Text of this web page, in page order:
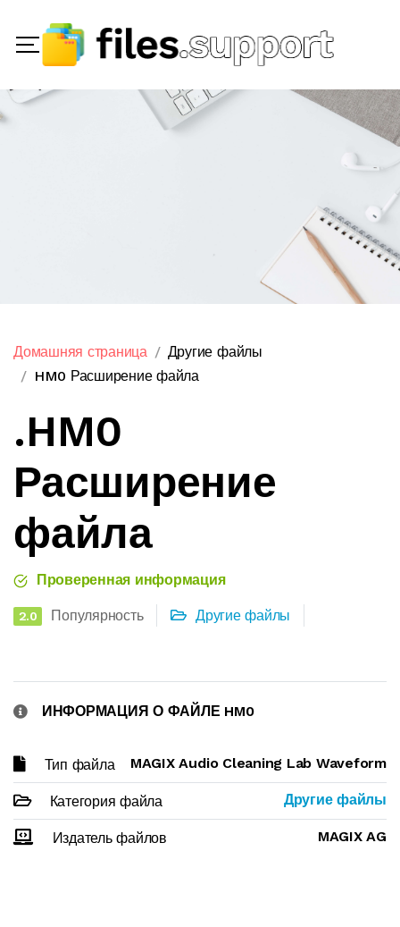
Домашняя страница
Другие файлы
HM0 Расширение файла
.HM0
Расширение
файла
Проверенная информация
2.0 Популярность Другие файлы
ИНФОРМАЦИЯ О ФАЙЛЕ HM0
Тип файла MAGIX Audio Cleaning Lab Waveform
Категория файла Другие файлы
Издатель файлов MAGIX AG